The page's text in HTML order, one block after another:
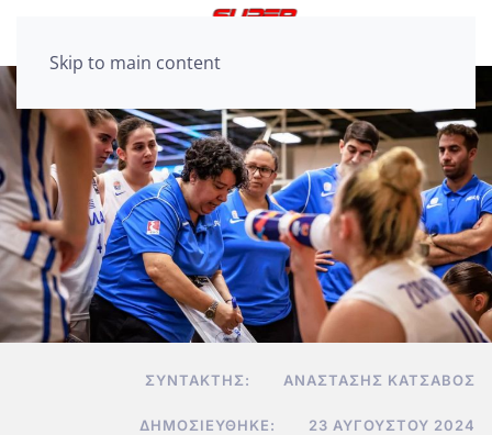
Skip to main content
ΣΥΝΤΆΚΤΗΣ: ΑΝΑΣΤΆΣΗΣ ΚΑΤΣΑΒΌΣ
ΔΗΜΟΣΙΕΎΘΗΚΕ: 23 ΑΥΓΟΎΣΤΟΥ 2024